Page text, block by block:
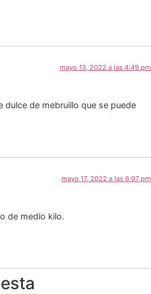
mayo 13, 2022 a las 4:49 pm
dulce de mebruillo que se puede
mayo 17, 2022 a las 6:07 pm
de medio kilo.